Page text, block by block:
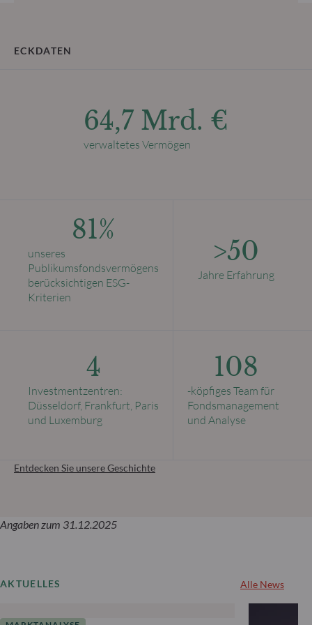
ECKDATEN
64,7 Mrd. €
verwaltetes Vermögen
81%
unseres
Publikumsfondsvermögens
berücksichtigen ESG-
Kriterien
>50
Jahre Erfahrung
4
Investmentzentren:
Düsseldorf, Frankfurt, Paris
und Luxemburg
108
-köpfiges Team für
Fondsmanagement
und Analyse
Entdecken Sie unsere Geschichte
Angaben zum 31.12.2025
AKTUELLES Alle News